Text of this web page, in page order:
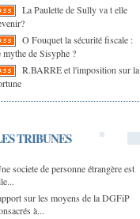
La Paulette de Sully va t elle
O Fouquet la sécurité fiscale :
mythe de Sisyphe ?
R.BARRE et l'imposition sur la
TRIBUNES
societe de personne étrangère est
sur les moyens de la DGFiP
à...